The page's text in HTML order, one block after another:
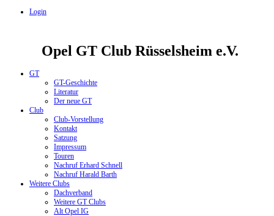
Login
Opel GT Club Rüsselsheim e.V.
GT
GT-Geschichte
Literatur
Der neue GT
Club
Club-Vorstellung
Kontakt
Satzung
Impressum
Touren
Nachruf Erhard Schnell
Nachruf Harald Barth
Weitere Clubs
Dachverband
Weitere GT Clubs
Alt Opel IG